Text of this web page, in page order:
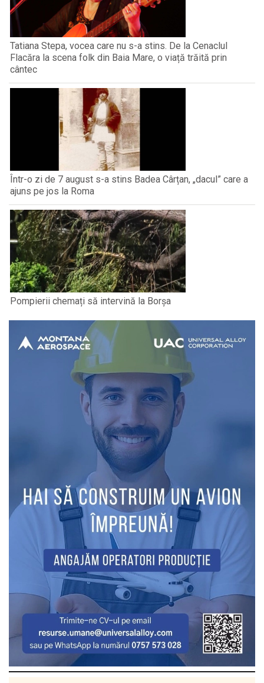
Tatiana Stepa, vocea care nu s-a stins. De la Cenaclul
Flacăra la scena folk din Baia Mare, o viață trăită prin
cântec
Într-o zi de 7 august s-a stins Badea Cârțan, „dacul” care a
ajuns pe jos la Roma
Pompierii chemați să intervină la Borșa